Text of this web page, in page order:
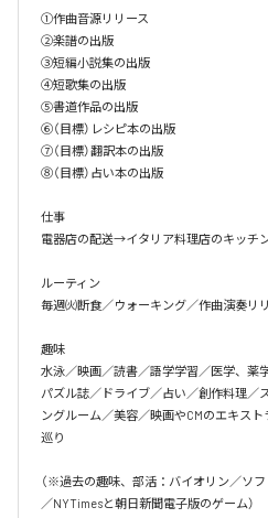
①作曲音源リリース
②楽譜の出版
③短編小説集の出版
④短歌集の出版
⑤書道作品の出版
⑥（目標）レシピ本の出版
⑦（目標）翻訳本の出版
⑧（目標）占い本の出版
仕事
電器店の配送→イタリア料理店のキッ
ルーティン
毎週㈫断食／ウォーキング／作曲演奏リ
趣味
水泳／映画／読書／語学学習／医学、薬
パズル誌／ドライブ／占い／創作料理／
ングルーム／美容／映画やCMのエキス
巡り
（※過去の趣味、部活：バイオリン／ソ
／NYTimesと朝日新聞電子版のゲーム）